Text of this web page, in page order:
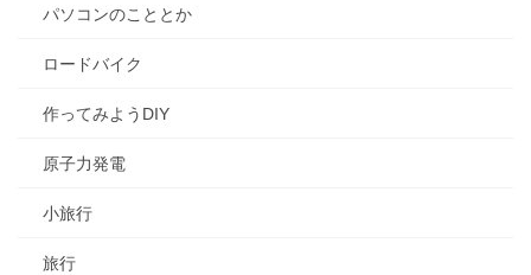
パソコンのこととか
ロードバイク
作ってみようDIY
原子力発電
小旅行
旅行